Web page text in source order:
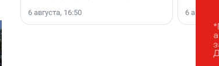
области».
6 августа, 16:50 6